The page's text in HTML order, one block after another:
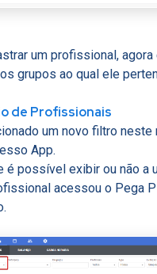
um profissional,
grupos ao qual ele
de Profissionais
um novo filtro neste
App.
é possível exibir ou não a
acessou o Pega